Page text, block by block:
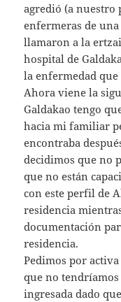
agredió (a nuestro
enfermeras de
llamaron a la
hospital de
la enfermedad
Ahora viene la
Galdakao tengo
hacia mi familiar
encontraba
decidimos que no
que no están
con este perfil de
residencia
documentación
residencia.
Pedimos por
que no
ingresada dado